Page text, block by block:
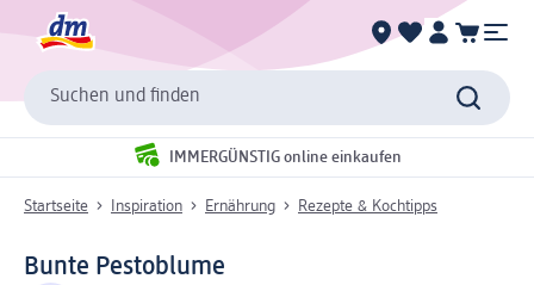
Suchen und finden
IMMERGÜNSTIG online einkaufen
Startseite Inspiration Ernährung Rezepte & Kochtipps
Bunte Pestoblume